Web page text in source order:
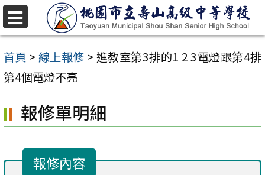
跳
至
主
要
容
區
首頁 > 線上報修 > 進教室第3排的1 2 3電燈跟第4排
第4個電燈不亮
報修單明細
報修內容
選
單